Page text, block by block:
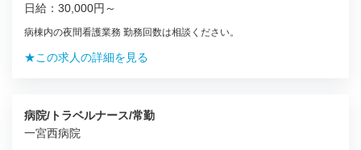
日給：30,000円～
病棟内の夜間看護業務 勤務回数は相談ください。
★この求人の詳細を見る
病院/トラベルナース/常勤
一宮西病院